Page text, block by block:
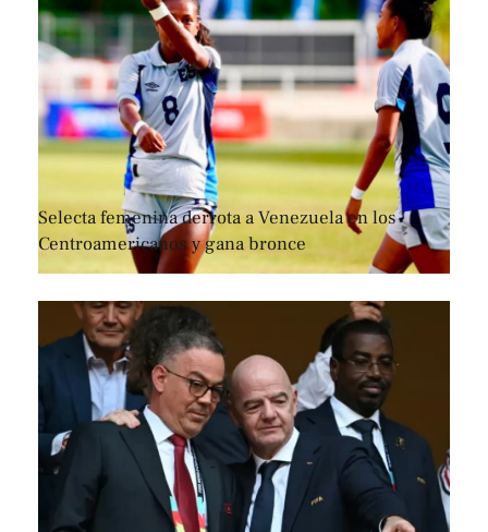
Selecta femenina derrota a Venezuela en los
Centroamericanos y gana bronce